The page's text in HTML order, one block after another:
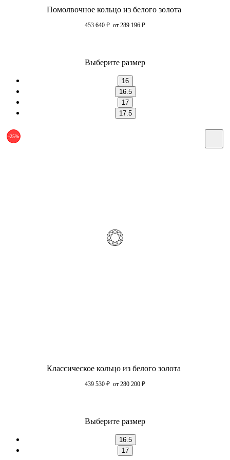
Помолвочное кольцо из белого золота
453 640 ₽ от 289 196 ₽
Выберите размер
16
16.5
17
17.5
-25%
Классическое кольцо из белого золота
439 530 ₽ от 280 200 ₽
Выберите размер
16.5
17